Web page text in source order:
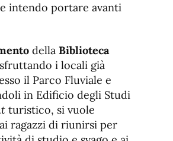
intendo portare avanti
della Biblioteca
i locali già
il Parco Fluviale e
in Edificio degli Studi
turistico, si vuole
ragazzi di riunirsi per